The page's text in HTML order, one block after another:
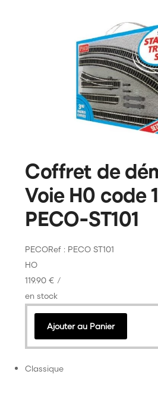
Coffret de
Voie H0 code
PECO-ST101
PECORef : PECO ST101
HO
119.90 € /
en stock
Ajouter au Panier
Classique